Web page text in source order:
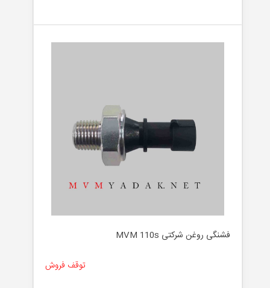
فشنگی روغن شرکتی MVM 110s
توقف فروش